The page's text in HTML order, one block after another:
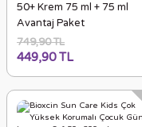
50+ Krem 75 ml + 75 ml
Avantaj Paket
749,90 TL
449,90 TL